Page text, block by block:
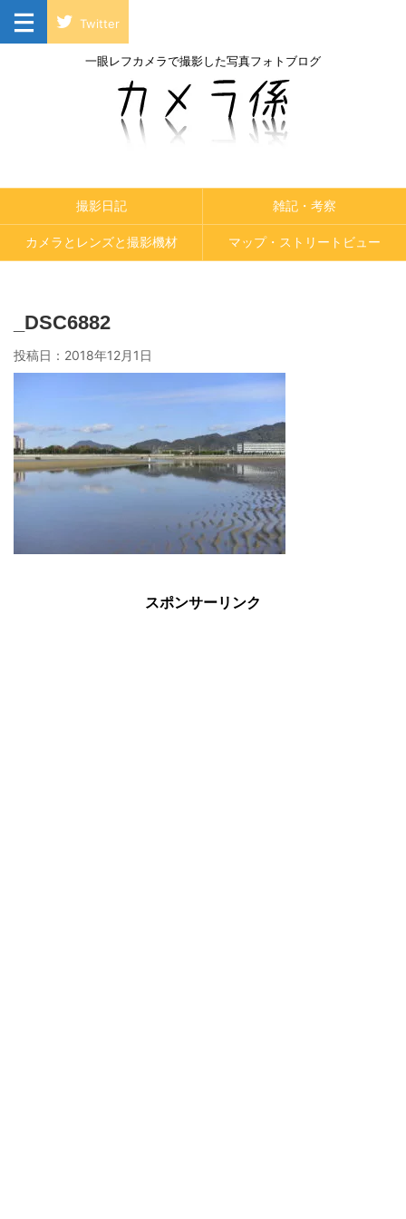
Twitter
一眼レフカメラで撮影した写真フォトブログ
撮影日記 雑記・考察
カメラとレンズと撮影機材 マップ・ストリートビュー
_DSC6882
投稿日： 2018年12月1日
スポンサーリンク